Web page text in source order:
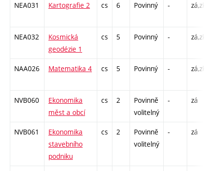
NEA031 Kartografie 2 cs 6 Povinný - zá,zk
NEA032
Kosmická
geodézie 1
cs 5 Povinný - zá,zk
NAA026 Matematika 4 cs 5 Povinný - zá,zk
NVB060
Ekonomika
měst a obcí
cs 2
Povinně
volitelný
- zá
NVB061
Ekonomika
stavebního
podniku
cs 2
Povinně
volitelný
- zá